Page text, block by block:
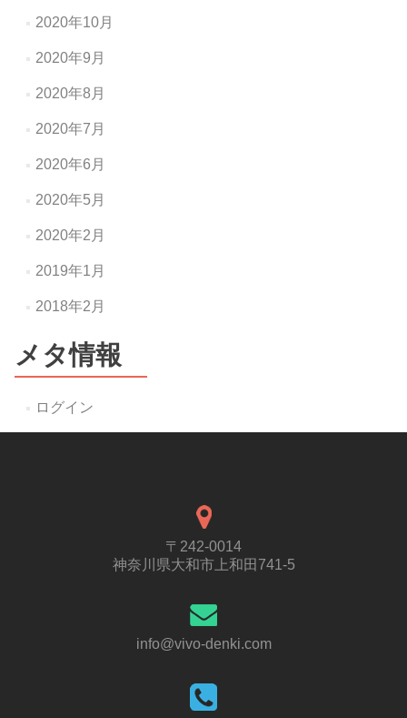
2020年10月
2020年9月
2020年8月
2020年7月
2020年6月
2020年5月
2020年2月
2019年1月
2018年2月
メタ情報
ログイン
〒242-0014
神奈川県大和市上和田741-5
info@vivo-denki.com